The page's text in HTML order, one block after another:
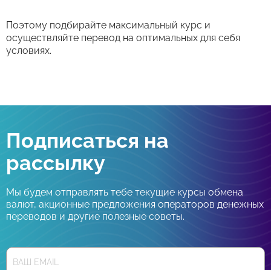
Поэтому подбирайте максимальный курс и
осуществляйте перевод на оптимальных для себя
условиях.
Подписаться на
рассылку
Мы будем отправлять тебе текущие курсы обмена
валют, акционные предложения операторов денежных
переводов и другие полезные советы.